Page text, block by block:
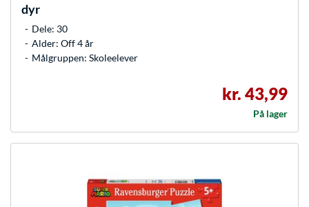
dyr
Dele: 30
Alder: Off 4 år
Målgruppen: Skoleelever
kr. 43,99
På lager